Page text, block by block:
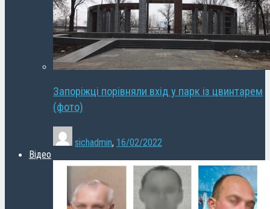
Запоріжці порівняли вхід у парк із цвинтарем
(фото)
sichadmin, 16/02/2022
Відео